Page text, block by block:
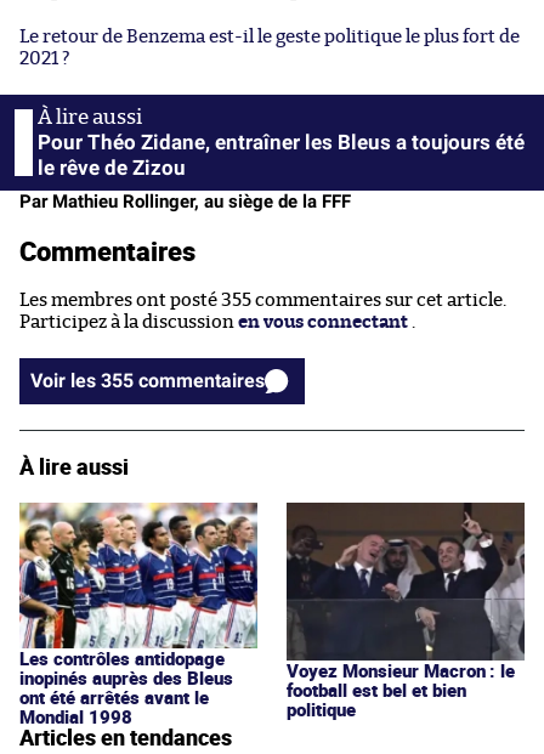
Le retour de Benzema est-il le geste politique le plus fort de
2021 ?
Pour Théo Zidane, entraîner les Bleus a toujours été
le rêve de Zizou
Par Mathieu Rollinger, au siège de la FFF
Commentaires
Les membres ont posté 355 commentaires sur cet article.
Participez à la discussion en vous connectant
Voir les 355 commentaires
À lire aussi
Les contrôles antidopage
inopinés auprès des Bleus
ont été arrêtés avant le
Mondial 1998
Voyez Monsieur Macron : le
football est bel et bien
politique
Articles en tendances